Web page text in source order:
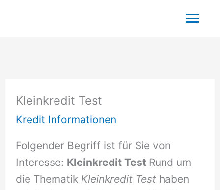
springen
Kleinkredit Test
Kredit Informationen
Folgender Begriff ist für Sie von
Interesse: Kleinkredit Test Rund um
die Thematik Kleinkredit Test haben